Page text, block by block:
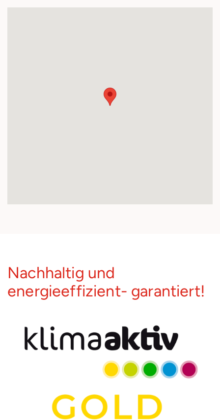
Nachhaltig und
energieeffizient- garantiert!